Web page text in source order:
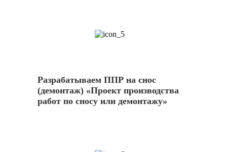
Разрабатываем ППР на снос
(демонтаж) «Проект производства
работ по сносу или демонтажу»